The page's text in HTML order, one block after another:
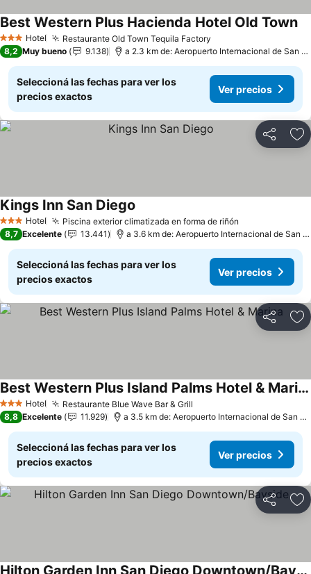
3 Estrellas
Hotel Restaurante Old Town Tequila Factory
Best Western Plus Hacienda Hotel Old Town
8,2 Muy bueno 9.138 a 2.3 km de: Aeropuerto Internacional de San
Seleccioná las fechas para ver los
precios exactos
Ver precios
Compartir
3 Estrellas
Hotel Piscina exterior climatizada en forma de riñón
Kings Inn San Diego
8,7 Excelente 13.441 a 3.6 km de: Aeropuerto Internacional de San
Seleccioná las fechas para ver los
precios exactos
Ver precios
Compartir
3 Estrellas
Hotel Restaurante Blue Wave Bar & Grill
Best Western Plus Island Palms Hotel & Marina
Ver precios
8,8 Excelente 11.929 a 3.5 km de: Aeropuerto Internacional de San
Seleccioná las fechas para ver los
precios exactos
Ver precios
Compartir
Hilton Garden Inn San Diego Downtown/Bayside